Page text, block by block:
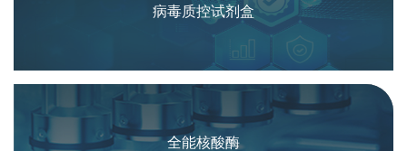
病毒质控试剂盒
全能核酸酶